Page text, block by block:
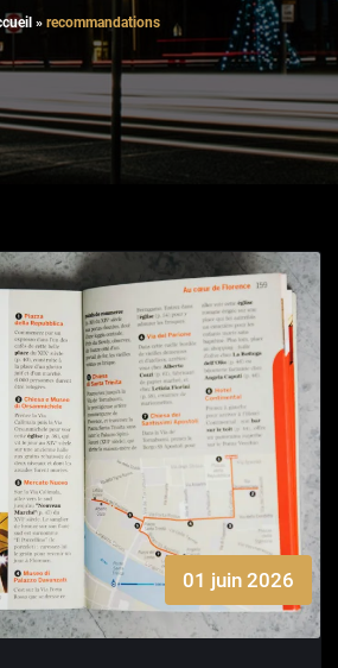
» recommandations
01 juin 2026